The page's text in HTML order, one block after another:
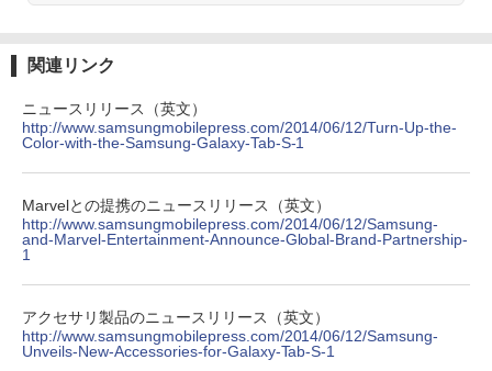
関連リンク
ニュースリリース（英文）
http://www.samsungmobilepress.com/2014/06/12/Turn-Up-the-
Color-with-the-Samsung-Galaxy-Tab-S-1
Marvelとの提携のニュースリリース（英文）
http://www.samsungmobilepress.com/2014/06/12/Samsung-
and-Marvel-Entertainment-Announce-Global-Brand-Partnership-
1
アクセサリ製品のニュースリリース（英文）
http://www.samsungmobilepress.com/2014/06/12/Samsung-
Unveils-New-Accessories-for-Galaxy-Tab-S-1